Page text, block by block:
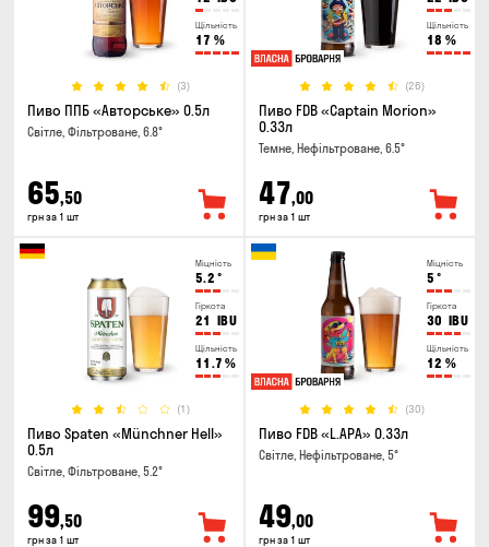
Щільність
17 %
(3)
Пиво ППБ «Авторське» 0.5л
Світле, Фільтроване, 6.8°
65,50
грн за 1 шт
Щільність
18 %
(26)
Пиво FDB «Captain Morion»
0.33л
Темне, Нефільтроване, 6.5°
47,00
грн за 1 шт
Міцність
5.2 °
Гіркота
21 IBU
Щільність
11.7 %
(1)
Пиво Spaten «Münchner Hell»
0.5л
Світле, Фільтроване, 5.2°
99,50
грн за 1 шт
Міцність
5 °
Гіркота
30 IBU
Щільність
12 %
(30)
Пиво FDB «L.APA» 0.33л
Світле, Нефільтроване, 5°
49,00
грн за 1 шт